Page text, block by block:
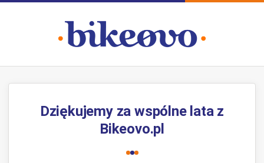
Dziękujemy za wspólne lata z
Bikeovo.pl